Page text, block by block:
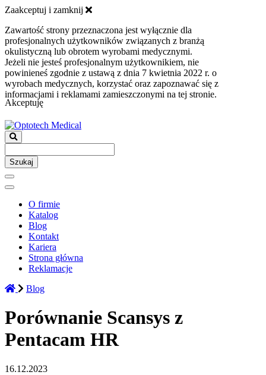
Zaakceptuj i zamknij
Zawartość strony przeznaczona jest wyłącznie dla
profesjonalnych użytkowników związanych z branżą
okulistyczną lub obrotem wyrobami medycznymi.
Jeżeli nie jesteś profesjonalnym użytkownikiem, nie
powinieneś zgodnie z ustawą z dnia 7 kwietnia 2022 r. o
wyrobach medycznych, korzystać oraz zapoznawać się z
informacjami i reklamami zamieszczonymi na tej stronie.
Akceptuję
Szukaj
O firmie
Katalog
Blog
Kontakt
Kariera
Strona główna
Reklamacje
Blog
Porównanie Scansys z
Pentacam HR
16.12.2023